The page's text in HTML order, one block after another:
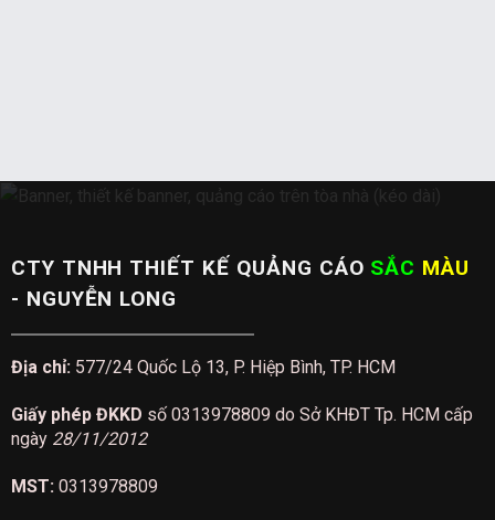
CTY TNHH THIẾT KẾ QUẢNG CÁO SẮC MÀU
- NGUYỄN LONG
Địa chỉ:577/24 Quốc Lộ 13, P. Hiệp Bình, TP. HCM
Giấy phép ĐKKD số 0313978809 do Sở KHĐT Tp. HCM cấp
ngày 28/11/2012
MST:0313978809